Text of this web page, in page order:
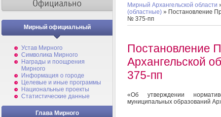
Мирный официальный
Устав Мирного
Символика Мирного
Награды и поощрения
Мирного
Информация о городе
Целевые и иные программы
Национальные проекты
Статистические данные
Глава Мирного
Мирный Архангельской области
(областные) » Постановление
№ 375-пп
Постановление
Архангельской
375-пп
«Об утверждении
муниципальных образований